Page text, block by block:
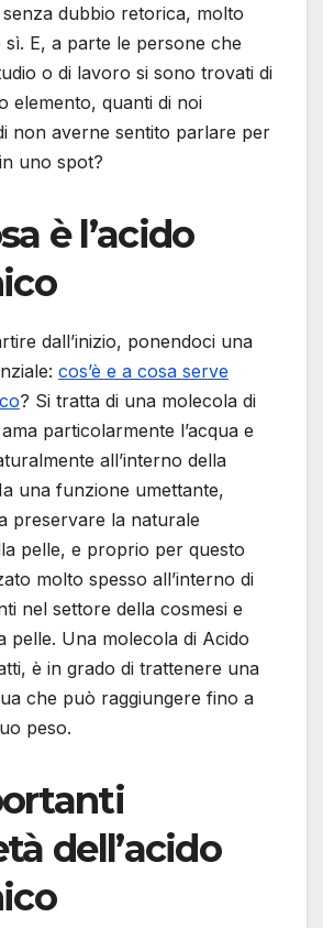
senza dubbio retorica, molto
E, a parte le persone che
o di lavoro si sono trovati di
elemento, quanti di noi
non averne sentito parlare per
uno spot?
è l’acido
dall’inizio, ponendoci una
cos’è e a cosa serve
? Si tratta di una molecola di
particolarmente l’acqua e
all’interno della
una funzione umettante,
preservare la naturale
pelle, e proprio per questo
molto spesso all’interno di
nel settore della cosmesi e
pelle. Una molecola di Acido
è in grado di trattenere una
che può raggiungere fino a
peso.
dell’acido